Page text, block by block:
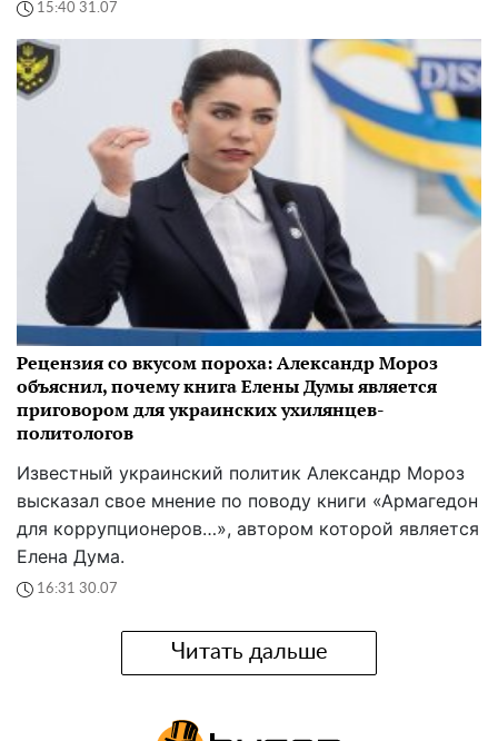
15:40 31.07
Рецензия со вкусом пороха: Александр Мороз
объяснил, почему книга Елены Думы является
приговором для украинских ухилянцев-
политологов
Известный украинский политик Александр Мороз
высказал свое мнение по поводу книги «Армагедон
для коррупционеров…», автором которой является
Елена Дума.
16:31 30.07
Читать дальше